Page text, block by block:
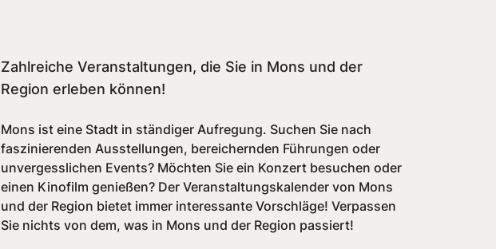
Zahlreiche Veranstaltungen, die Sie in Mons und der
Region erleben können!
Mons ist eine Stadt in ständiger Aufregung. Suchen Sie nach
faszinierenden Ausstellungen, bereichernden Führungen oder
unvergesslichen Events? Möchten Sie ein Konzert besuchen oder
einen Kinofilm genießen? Der Veranstaltungskalender von Mons
und der Region bietet immer interessante Vorschläge! Verpassen
Sie nichts von dem, was in Mons und der Region passiert!